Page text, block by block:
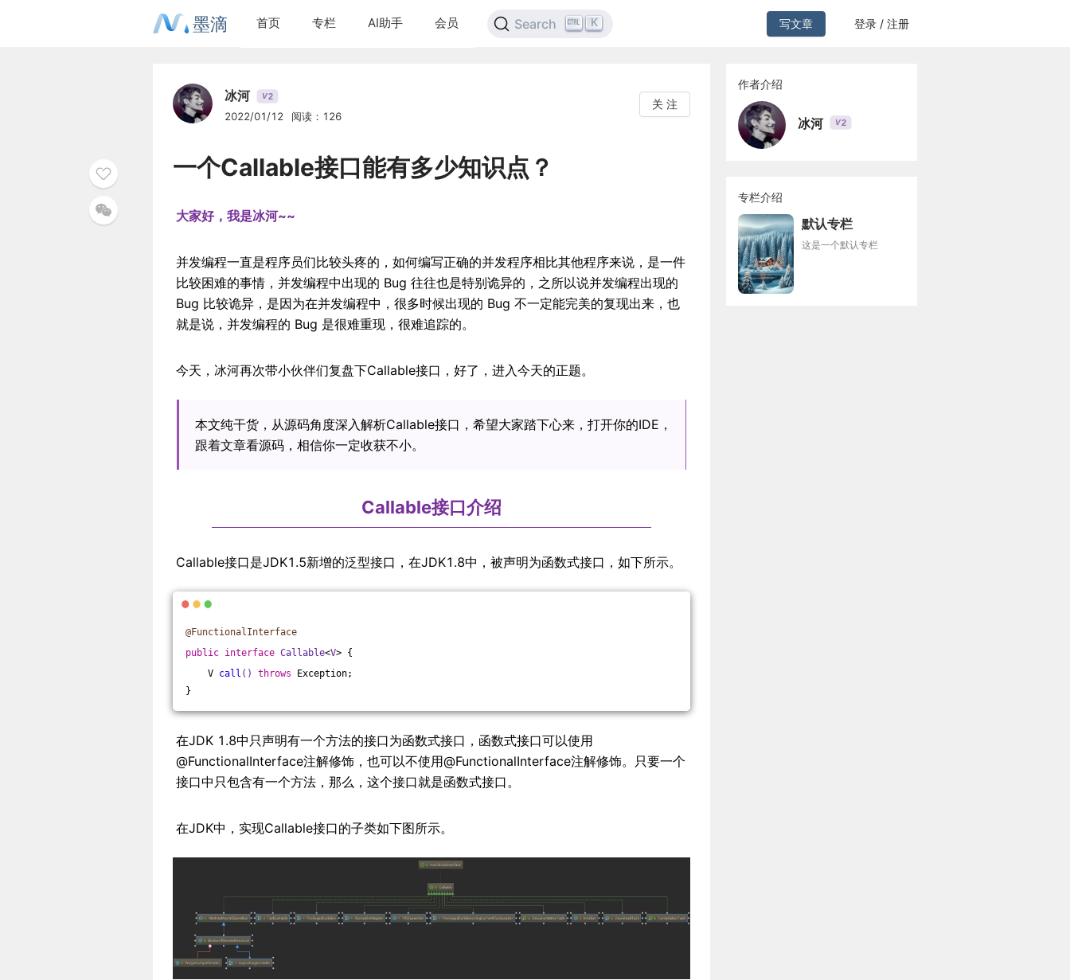
墨滴 首页 专栏 AI助手 会员 Search K 写文章 登录 / 注册
冰河 V2
2022/01/12 阅读：126
关 注
一个Callable接口能有多少知识点？
大家好，我是冰河~~
并发编程一直是程序员们比较头疼的，如何编写正确的并发程序相比其他程序来说，是一件
比较困难的事情，并发编程中出现的 Bug 往往也是特别诡异的，之所以说并发编程出现的
Bug 比较诡异，是因为在并发编程中，很多时候出现的 Bug 不一定能完美的复现出来，也
就是说，并发编程的 Bug 是很难重现，很难追踪的。
今天，冰河再次带小伙伴们复盘下Callable接口，好了，进入今天的正题。
本文纯干货，从源码角度深入解析Callable接口，希望大家踏下心来，打开你的IDE，
跟着文章看源码，相信你一定收获不小。
Callable接口介绍
Callable接口是JDK1.5新增的泛型接口，在JDK1.8中，被声明为函数式接口，如下所示。
@FunctionalInterface
public interface Callable<V> {
V call () throws Exception;
}
在JDK 1.8中只声明有一个方法的接口为函数式接口，函数式接口可以使用
@FunctionalInterface注解修饰，也可以不使用@FunctionalInterface注解修饰。只要一个
接口中只包含有一个方法，那么，这个接口就是函数式接口。
在JDK中，实现Callable接口的子类如下图所示。
作者介绍
冰河 V2
专栏介绍
默认专栏
这是一个默认专栏